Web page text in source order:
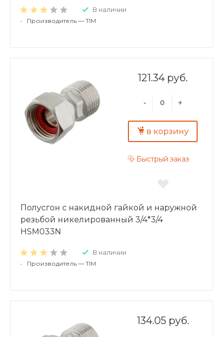
В наличии
• Производитель — TIM
121.34 руб.
- +
в корзину
Быстрый заказ
Полусгон с накидной гайкой и наружной
резьбой никелированный 3/4*3/4
HSM033N
В наличии
• Производитель — TIM
134.05 руб.